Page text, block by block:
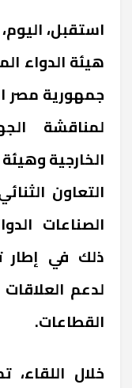
استقبل،
هيئة الدواء
جمهورية مصر
لمناقشة
الخارجية
التعاون
الصناعات
ذلك في إطار
لدعم
القطاعات.
خلال